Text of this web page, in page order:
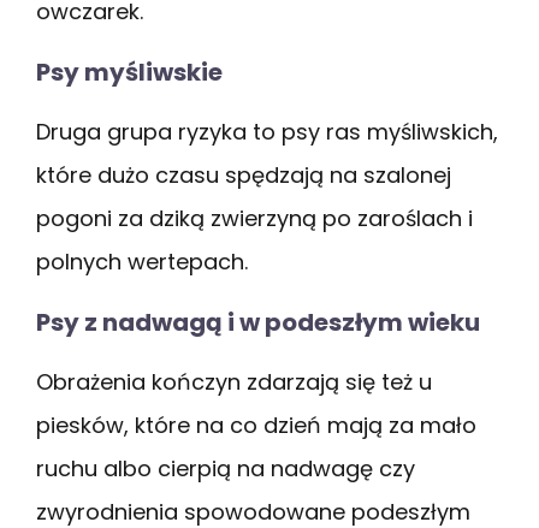
owczarek.
Psy myśliwskie
Druga grupa ryzyka to psy ras myśliwskich,
które dużo czasu spędzają na szalonej
pogoni za dziką zwierzyną po zaroślach i
polnych wertepach.
Psy z nadwagą i w podeszłym wieku
Obrażenia kończyn zdarzają się też u
piesków, które na co dzień mają za mało
ruchu albo cierpią na nadwagę czy
zwyrodnienia spowodowane podeszłym